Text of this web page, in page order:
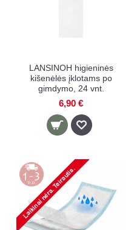
LANSINOH higieninės
kišenėlės įklotams po
gimdymo, 24 vnt.
6,90 €